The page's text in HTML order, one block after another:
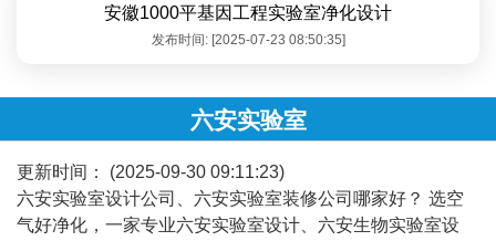
安徽1000平基因工程实验室净化设计
发布时间: [2025-07-23 08:50:35]
六安实验室
更新时间： (2025-09-30 09:11:23)
六安实验室设计公司、六安实验室装修公司哪家好？ 选空
气好净化，一家专业六安实验室设计、六安生物实验室设